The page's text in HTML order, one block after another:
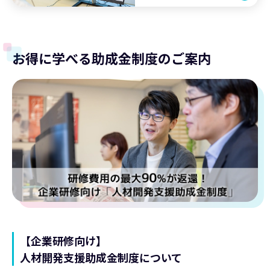
お得に学べる助成金制度のご案内
【企業研修向け】
人材開発支援助成金制度について